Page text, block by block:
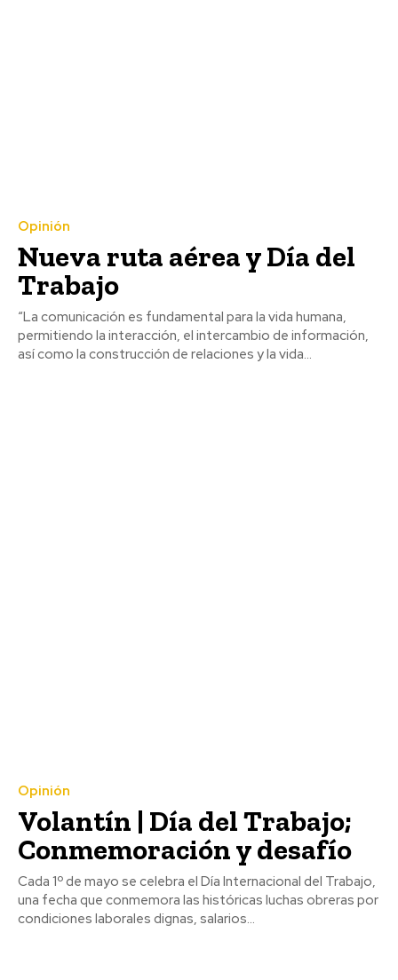
Opinión
Nueva ruta aérea y Día del
Trabajo
“La comunicación es fundamental para la vida humana,
permitiendo la interacción, el intercambio de información,
así como la construcción de relaciones y la vida...
Opinión
Volantín | Día del Trabajo;
Conmemoración y desafío
Cada 1º de mayo se celebra el Día Internacional del Trabajo,
una fecha que conmemora las históricas luchas obreras por
condiciones laborales dignas, salarios...